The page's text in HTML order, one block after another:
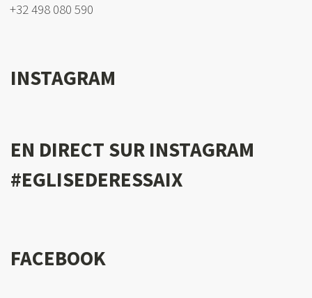
+32 498 080 590
INSTAGRAM
EN DIRECT SUR INSTAGRAM
#EGLISEDERESSAIX
FACEBOOK